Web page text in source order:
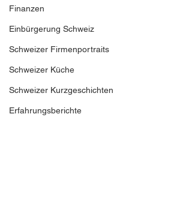
Finanzen
Einbürgerung Schweiz
Schweizer Firmenportraits
Schweizer Küche
Schweizer Kurzgeschichten
Erfahrungsberichte